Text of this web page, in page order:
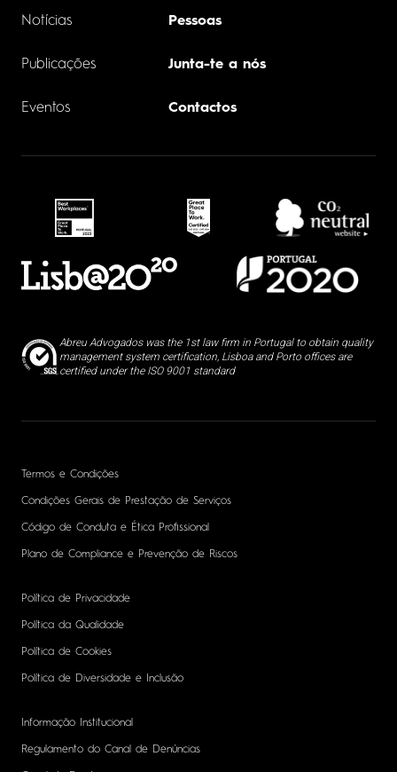
Notícias
Publicações
Eventos
Pessoas
Junta-te a nós
Contactos
Abreu Advogados was the 1st law firm in Portugal to obtain quality
management system certification, Lisboa and Porto offices are
certified under the ISO 9001 standard
Termos e Condições
Condições Gerais de Prestação de Serviços
Código de Conduta e Ética Profissional
Plano de Compliance e Prevenção de Riscos
Política de Privacidade
Política da Qualidade
Política de Cookies
Política de Diversidade e Inclusão
Informação Institucional
Regulamento do Canal de Denúncias